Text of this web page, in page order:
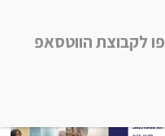
נס-ציונה והסביבה
לקבוצת הווטסאפ